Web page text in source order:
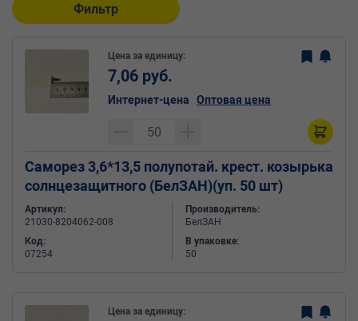
Фильтр
Саморез 3,6*13,5 полупотай. крест. козырька
солнцезащитного (БелЗАН)(уп. 50 шт)
Артикул:
21030-8204062-008
Код:
07254
Производитель:
БелЗАН
В упаковке:
50
Цена за единицу:
7,06 руб.
Интернет-цена Оптовая цена
Цена за единицу: